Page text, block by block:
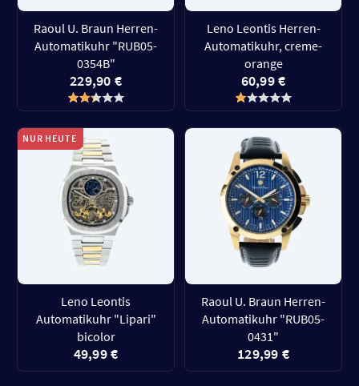
Raoul U. Braun Herren-
Automatikuhr "RUB05-
0354B"
229,90 €
Leno Leontis Herren-
Automatikuhr, creme-
orange
60,99 €
NUR HEUTE
Leno Leontis
Automatikuhr "Lipari"
bicolor
49,99 €
Raoul U. Braun Herren-
Automatikuhr "RUB05-
0431"
129,99 €